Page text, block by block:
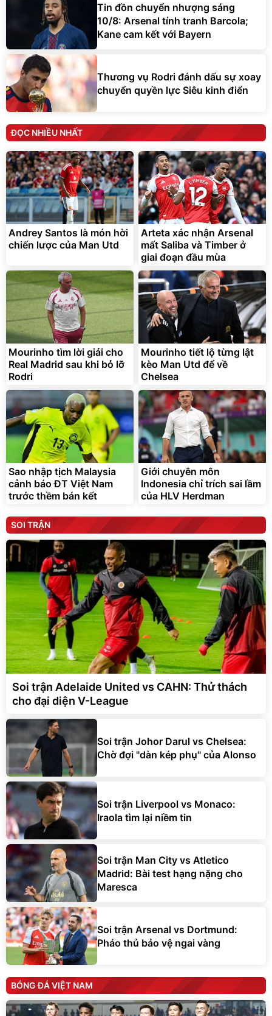
Tin đồn chuyển nhượng sáng
10/8: Arsenal tính tranh Barcola;
Kane cam kết với Bayern
Thương vụ Rodri đánh dấu sự xoay
chuyển quyền lực Siêu kinh điển
ĐỌC NHIỀU NHẤT
Andrey Santos là món hời
chiến lược của Man Utd
Arteta xác nhận Arsenal
mất Saliba và Timber ở
giai đoạn đầu mùa
Mourinho tìm lời giải cho
Real Madrid sau khi bỏ lỡ
Rodri
Mourinho tiết lộ từng lật
kèo Man Utd để về
Chelsea
Sao nhập tịch Malaysia
cảnh báo ĐT Việt Nam
trước thềm bán kết
Giới chuyên môn
Indonesia chỉ trích sai lầm
của HLV Herdman
SOI TRẬN
Soi trận Adelaide United vs CAHN: Thử thách
cho đại diện V-League
Soi trận Johor Darul vs Chelsea:
Chờ đợi "dàn kép phụ" của Alonso
Soi trận Liverpool vs Monaco:
Iraola tìm lại niềm tin
Soi trận Man City vs Atletico
Madrid: Bài test hạng nặng cho
Maresca
Soi trận Arsenal vs Dortmund:
Pháo thủ bảo vệ ngai vàng
BÓNG ĐÁ VIỆT NAM